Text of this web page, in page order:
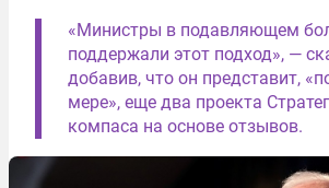
«Министры в подавляющем
поддержали этот подход», —
добавив, что он представит,
мере», еще два проекта
компаса на основе отзывов.